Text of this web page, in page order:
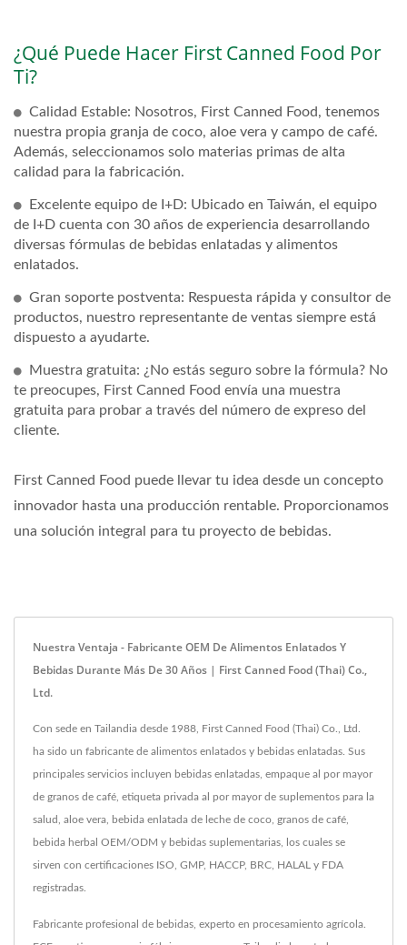
¿Qué Puede Hacer First Canned Food Por
Ti?
Calidad Estable: Nosotros, First Canned Food, tenemos
nuestra propia granja de coco, aloe vera y campo de café.
Además, seleccionamos solo materias primas de alta
calidad para la fabricación.
Excelente equipo de I+D: Ubicado en Taiwán, el equipo
de I+D cuenta con 30 años de experiencia desarrollando
diversas fórmulas de bebidas enlatadas y alimentos
enlatados.
Gran soporte postventa: Respuesta rápida y consultor de
productos, nuestro representante de ventas siempre está
dispuesto a ayudarte.
Muestra gratuita: ¿No estás seguro sobre la fórmula? No
te preocupes, First Canned Food envía una muestra
gratuita para probar a través del número de expreso del
cliente.
First Canned Food puede llevar tu idea desde un concepto
innovador hasta una producción rentable. Proporcionamos
una solución integral para tu proyecto de bebidas.
Nuestra Ventaja - Fabricante OEM De Alimentos Enlatados Y
Bebidas Durante Más De 30 Años | First Canned Food (Thai) Co.,
Ltd.
Con sede en Tailandia desde 1988, First Canned Food (Thai) Co., Ltd.
ha sido un fabricante de alimentos enlatados y bebidas enlatadas. Sus
principales servicios incluyen bebidas enlatadas, empaque al por mayor
de granos de café, etiqueta privada al por mayor de suplementos para la
salud, aloe vera, bebida enlatada de leche de coco, granos de café,
bebida herbal OEM/ODM y bebidas suplementarias, los cuales se
sirven con certificaciones ISO, GMP, HACCP, BRC, HALAL y FDA
registradas.
Fabricante profesional de bebidas, experto en procesamiento agrícola.